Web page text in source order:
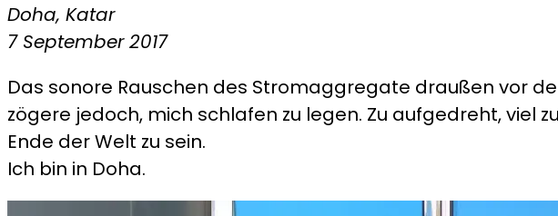
Stadt
Doha, Katar
7 September 2017
Das sonore Rauschen des Stromaggregate draußen vor
zögere jedoch, mich schlafen zu legen. Zu aufgedreht, viel
Ende der Welt zu sein.
Ich bin in Doha.